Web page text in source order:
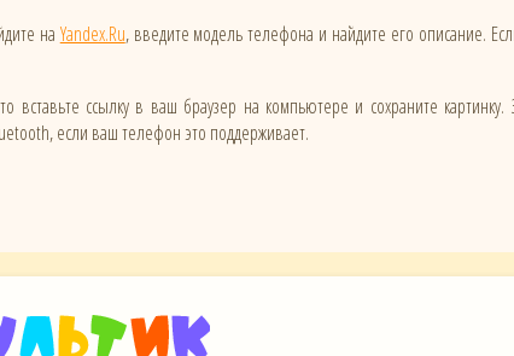
на Yandex.Ru, введите модель телефона и найдите его описание.
вставьте ссылку в ваш браузер на компьютере и сохраните
если ваш телефон это поддерживает.